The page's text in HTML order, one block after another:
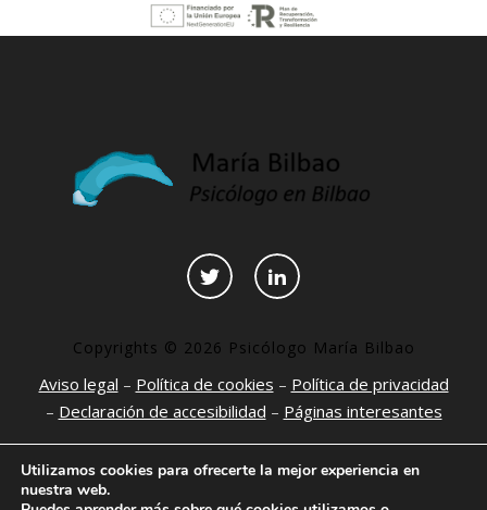
Copyrights © 2026 Psicólogo María Bilbao
Aviso legal – Política de cookies – Política de privacidad
– Declaración de accesibilidad – Páginas interesantes
Utilizamos cookies para ofrecerte la mejor experiencia en
nuestra web.